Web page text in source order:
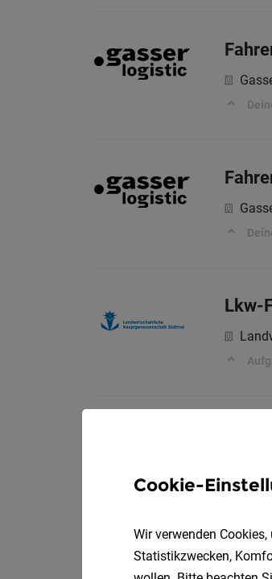
Lkw-
Cookie-
Wir verwenden
Statistikzwecken,